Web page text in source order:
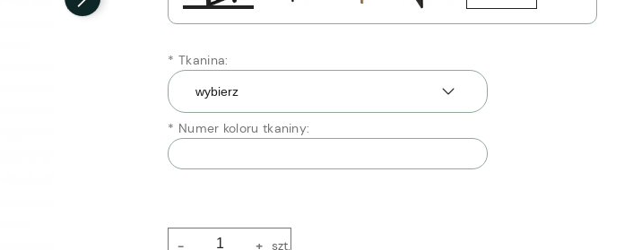
* Tkanina:
* Numer koloru tkaniny:
+
- szt.